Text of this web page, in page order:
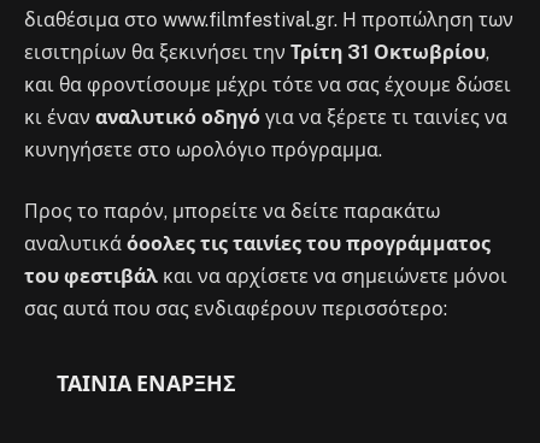
διαθέσιμα στο www.filmfestival.gr. Η προπώληση των
εισιτηρίων θα ξεκινήσει την Τρίτη 31 Οκτωβρίου,
και θα φροντίσουμε μέχρι τότε να σας έχουμε δώσει
κι έναν αναλυτικό οδηγό για να ξέρετε τι ταινίες να
κυνηγήσετε στο ωρολόγιο πρόγραμμα.
Προς το παρόν, μπορείτε να δείτε παρακάτω
αναλυτικά όοολες τις ταινίες του προγράμματος
του φεστιβάλ και να αρχίσετε να σημειώνετε μόνοι
σας αυτά που σας ενδιαφέρουν περισσότερο:
ΤΑΙΝΙΑ ΕΝΑΡΞΗΣ